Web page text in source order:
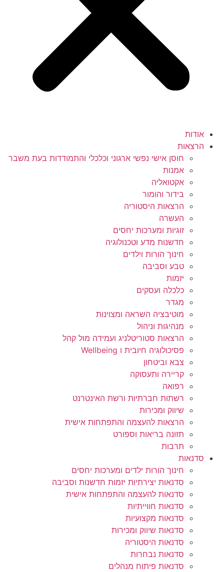
אודות
הרצאות
חוסן אישי נפשי ארגוני וכלכלי והתמודדות בעת משבר
אמנות
אקטואליה
בידור והומור
הרצאות היסטוריה
העשרה
זוגיות ומערכות יחסים
חדשנות מדע וטכנולוגיה
חינוך הורות וילדים
טבע וסביבה
יזמות
כלכלה ועסקים
מגדר
מוטיבציה השראה ומצוינות
מנהיגות וניהול
הרצאות סטוריטלניג ועמידה מול קהל
פסיכולוגיה חיובית ו Wellbeing
צבא וביטחון
קריירה ותעסוקה
רפואה
רשתות חברתיות ורשת האינטרנט
שיווק ומכירות
הרצאות להעצמה והתפתחות אישית
תזונה בריאות וספורט
תרבות
סדנאות
חינוך הורות ילדים ומערכות יחסים
סדנאות יצירתיות יזמות חדשנות וסביבה
סדנאות להעצמה והתפתחות אישית
סדנאות חווייתיות
סדנאות מקצועיות
סדנאות שיווק ומכירות
סדנאות היסטוריה
סדנאות נבחרות
סדנאות פיתוח מנהלים